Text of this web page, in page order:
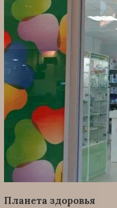
Планета здоровья